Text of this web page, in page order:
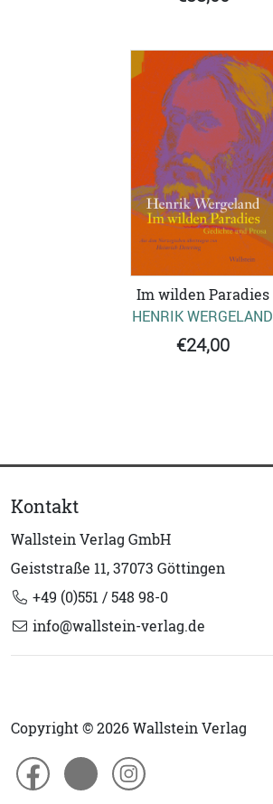
Im wilden Paradies
HENRIK WERGELAND
€24,00
Kontakt
Wallstein Verlag GmbH
Geiststraße 11, 37073 Göttingen
+49 (0)551 / 548 98-0
info@wallstein-verlag.de
Copyright © 2026 Wallstein Verlag